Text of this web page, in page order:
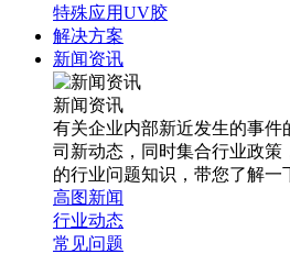
特殊应用UV胶
解决方案
新闻资讯
新闻资讯
有关企业内部新近发生的事件
司新动态，同时集合行业政策
的行业问题知识，带您了解一
高图新闻
行业动态
常见问题